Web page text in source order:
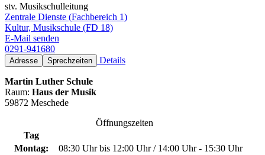
stv. Musikschulleitung
Zentrale Dienste (Fachbereich 1)
Kultur, Musikschule (FD 18)
E-Mail senden
0291-941680
Adresse Sprechzeiten Details
Martin Luther Schule
Raum: Haus der Musik
59872 Meschede
Öffnungszeiten
Tag
Montag:
08:30 Uhr bis 12:00 Uhr / 14:00 Uhr - 15:30 Uhr